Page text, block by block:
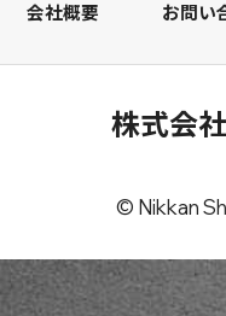
会社概要 お問い
株式会
© Nikkan